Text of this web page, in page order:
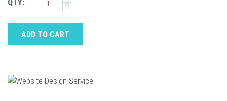
QTY:
ADD TO CART